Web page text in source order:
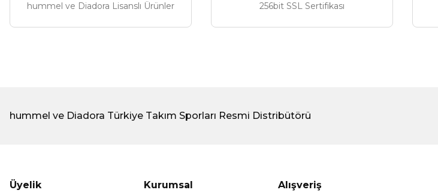
hummel ve Diadora Lisanslı Ürünler 256bit SSL Sertifikası
hummel ve Diadora Türkiye Takım Sporları Resmi Distribütörü
Üyelik Kurumsal Alışveriş